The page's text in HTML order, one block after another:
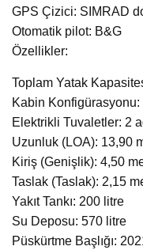
GPS Çizici: SIMRAD
Otomatik pilot: B&G
Özellikler:
Toplam Yatak
Kabin Konfigürasyonu:
Elektrikli Tuvaletler: 2
Uzunluk (LOA): 13,90
Kiriş (Genişlik): 4,50
Taslak (Taslak): 2,15
Yakıt Tankı: 200 litre
Su Deposu: 570 litre
Püskürtme Başlığı: